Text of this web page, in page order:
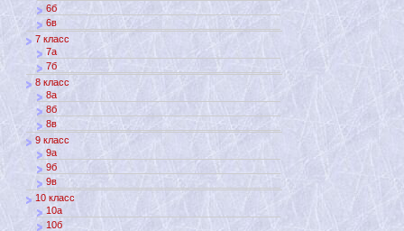
6б
6в
7 класс
7а
7б
8 класс
8а
8б
8в
9 класс
9а
9б
9в
10 класс
10а
10б